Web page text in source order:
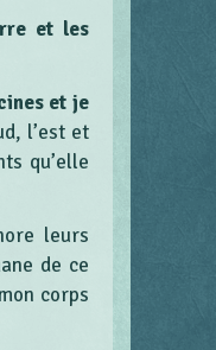
et les
et je
l’est et
qu’elle
leurs
de ce
corps